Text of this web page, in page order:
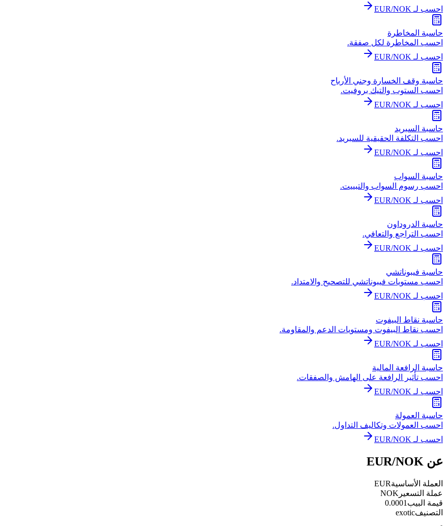
احسب لـ EUR/NOK
حاسبة المخاطرة
احسب المخاطرة لكل صفقة.
احسب لـ EUR/NOK
حاسبة وقف الخسارة وجني الأرباح
احسب الستوب والتيك بروفيت.
احسب لـ EUR/NOK
حاسبة السبريد
احسب التكلفة الحقيقية للسبريد.
احسب لـ EUR/NOK
حاسبة السواب
احسب رسوم السواب والتبييت.
احسب لـ EUR/NOK
حاسبة الدروداون
احسب التراجع والتعافي.
احسب لـ EUR/NOK
حاسبة فيبوناتشي
احسب مستويات فيبوناتشي للتصحيح والامتداد.
احسب لـ EUR/NOK
حاسبة نقاط البيفوت
احسب نقاط البيفوت ومستويات الدعم والمقاومة.
احسب لـ EUR/NOK
حاسبة الرافعة المالية
احسب تأثير الرافعة على الهامش والصفقات.
احسب لـ EUR/NOK
حاسبة العمولة
احسب العمولات وتكاليف التداول.
احسب لـ EUR/NOK
عن EUR/NOK
العملة الأساسيةEUR
عملة التسعير NOK
قيمة البيب 0.0001
التصنيفexotic